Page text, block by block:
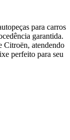
para carros
garantida.
Citroën, atendendo
perfeito para seu